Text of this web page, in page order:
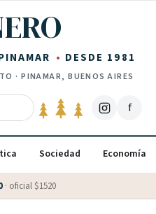
DESDE 1981
· PINAMAR, BUENOS AIRES
f
Sociedad Economía
· oficial $1520